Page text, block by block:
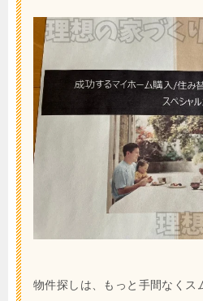
物件探しは、もっと手間なくス